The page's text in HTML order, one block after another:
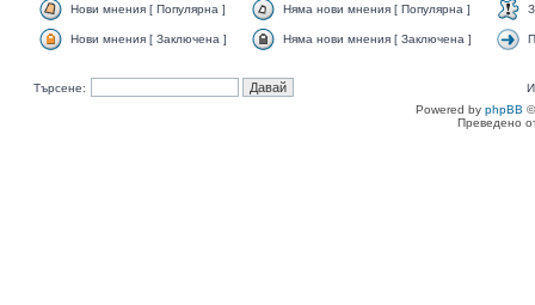
Нови мнения [ Популярна ] Няма нови мнения [ Популярна ]
Нови мнения [ Заключена ] Няма нови мнения [ Заключена ]
Търсене:
Powered by phpBB
Преведено